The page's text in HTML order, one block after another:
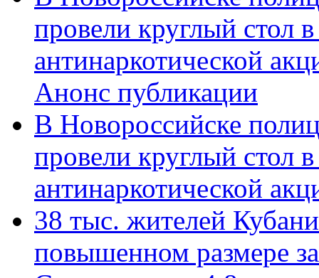
провели круглый стол
антинаркотической
Анонс публикации
В Новороссийске
провели круглый стол
антинаркотической
38 тыс. жителей
повышенном размере